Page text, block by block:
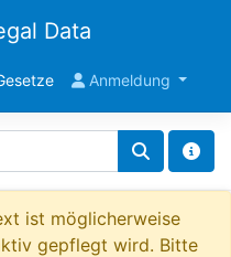
Data
Anmeldung
ist möglicherweise
gepflegt wird. Bitte